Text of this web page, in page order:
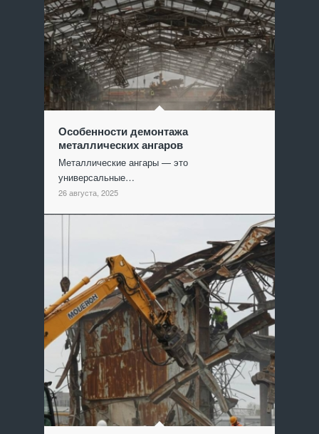
Особенности демонтажа
металлических ангаров
Металлические ангары — это
универсальные…
26 августа, 2025